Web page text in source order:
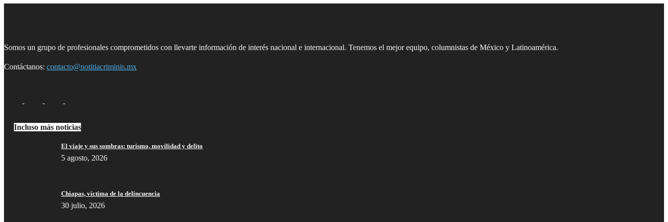
Somos un grupo de profesionales comprometidos con llevarte información de interés nacional e internacional. Tenemos el mejor equipo, columnistas de México y Latinoamérica.
Contáctanos: contacto@notitiacriminis.mx
Incluso más noticias
El viaje y sus sombras: turismo, movilidad y delito
5 agosto, 2026
Chiapas, víctima de la delincuencia
30 julio, 2026